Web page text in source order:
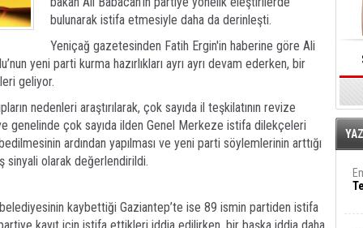
bulunarak istifa etmesiyle daha da derinleşti.
Yeniçağ gazetesinden Fatih Ergin'in haberine göre Ali
yeni parti kurma hazırlıkları ayrı ayrı devam ederken, bir
geliyor.
nedenleri araştırılarak, çok sayıda il teşkilatının revize
genelinde çok sayıda ilden Genel Merkeze istifa dilekçeleri
ardından yapılması ve yeni parti söylemlerinin arttığı
olarak değerlendirildi.
kaybettiği Gaziantep’te ise 89 ismin partiden istifa